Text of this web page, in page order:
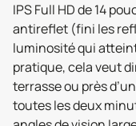
IPS Full HD de 14
antireflet (fini les
luminosité qui
pratique, cela veut
terrasse ou près
toutes les deux